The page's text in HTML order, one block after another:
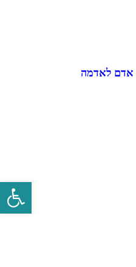
אדם לאדמה
פתח